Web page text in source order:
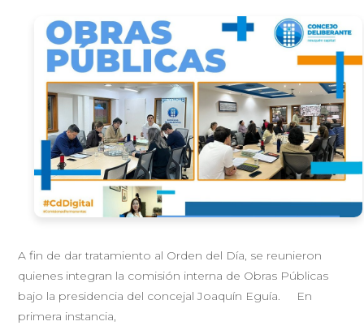
A fin de dar tratamiento al Orden del Día, se reunieron
quienes integran la comisión interna de Obras Públicas
bajo la presidencia del concejal Joaquín Eguía. En
primera instancia,